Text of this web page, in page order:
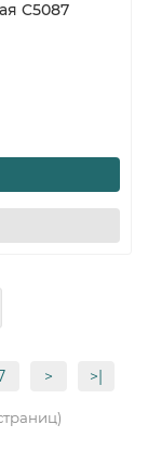
C5087
> >|